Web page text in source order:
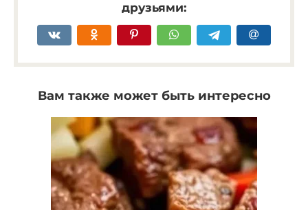
друзьями:
Вам также может быть интересно